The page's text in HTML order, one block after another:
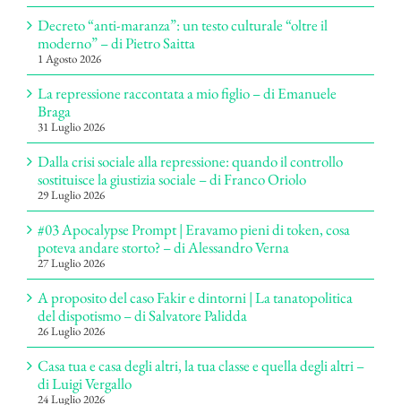
Decreto “anti-maranza”: un testo culturale “oltre il
moderno” – di Pietro Saitta
1 Agosto 2026
La repressione raccontata a mio figlio – di Emanuele
Braga
31 Luglio 2026
Dalla crisi sociale alla repressione: quando il controllo
sostituisce la giustizia sociale – di Franco Oriolo
29 Luglio 2026
#03 Apocalypse Prompt | Eravamo pieni di token, cosa
poteva andare storto? – di Alessandro Verna
27 Luglio 2026
A proposito del caso Fakir e dintorni | La tanatopolitica
del dispotismo – di Salvatore Palidda
26 Luglio 2026
Casa tua e casa degli altri, la tua classe e quella degli altri –
di Luigi Vergallo
24 Luglio 2026